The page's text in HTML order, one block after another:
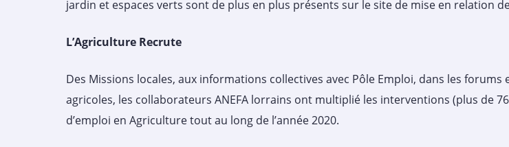
jardin et espaces verts sont de plus en plus présents sur le site de mise en relation de
L’Agriculture Recrute
Des Missions locales, aux informations collectives avec Pôle Emploi, dans les
agricoles, les collaborateurs ANEFA lorrains ont multiplié les interventions (plus de
d’emploi en Agriculture tout au long de l’année 2020.